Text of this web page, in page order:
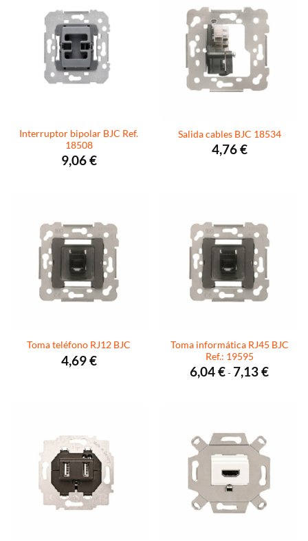
Interruptor bipolar BJC Ref.
18508
9,06€
Salida cables BJC 18534
4,76€
Toma teléfono RJ12 BJC
4,69€
Toma informática RJ45 BJC
Ref.: 19595
6,04€- 7,13€Rango
de